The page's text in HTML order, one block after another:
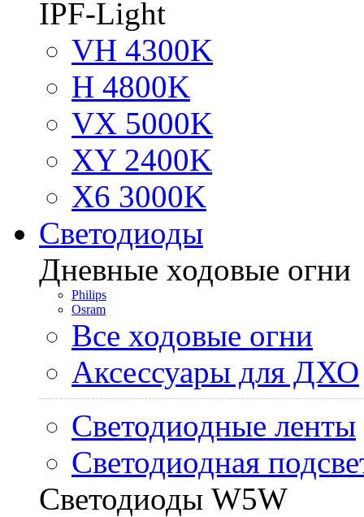
IPF-Light
VH 4300K
H 4800K
VX 5000K
XY 2400K
X6 3000K
Светодиоды
Дневные ходовые огни
Philips
Osram
Все ходовые огни
Аксессуары для ДХО
Светодиодные ленты
Светодиодная
Светодиоды W5W